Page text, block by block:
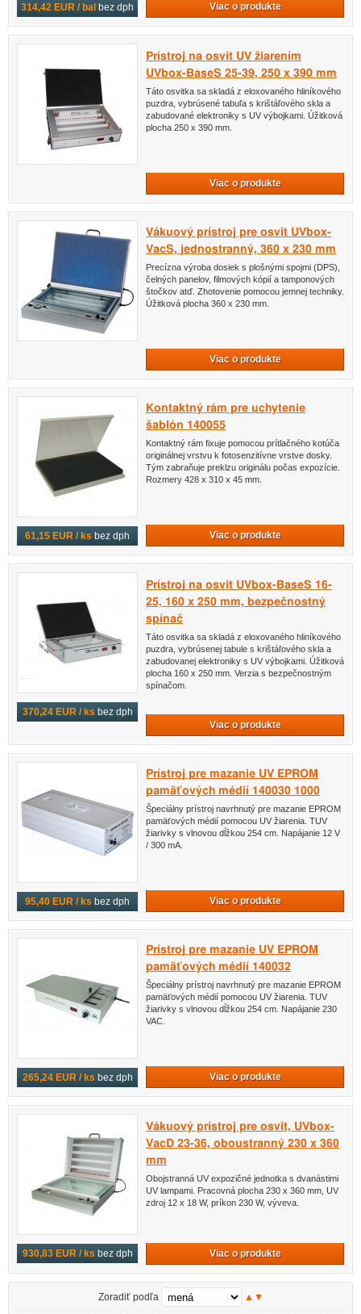
314,42 EUR / bal bez dph Viac o produkte
Prístroj na osvit UV žiarením
UVbox-BaseS 25-39, 250 x 390 mm
Táto osvitka sa skladá z eloxovaného hliníkového
puzdra, vybrúsené tabuľa s krištáľového skla a
zabudované elektroniky s UV výbojkami. Úžitková
plocha 250 x 390 mm.
Viac o produkte
Vákuový prístroj pre osvit UVbox-
VacS, jednostranný, 360 x 230 mm
Precízna výroba dosiek s plošnými spojmi (DPS),
čelných panelov, filmových kópií a tamponových
štočkov atď. Zhotovenie pomocou jemnej techniky.
Úžitková plocha 360 x 230 mm.
Viac o produkte
61,15 EUR / ks bez dph
Kontaktný rám pre uchytenie
šablón 140055
Kontaktný rám fixuje pomocou prítlačného kotúča
originálnej vrstvu k fotosenzitívne vrstve dosky.
Tým zabraňuje preklzu originálu počas expozície.
Rozmery 428 x 310 x 45 mm.
Viac o produkte
370,24 EUR / ks bez dph
Prístroj na osvit UVbox-BaseS 16-
25, 160 x 250 mm, bezpečnostný
spínač
Táto osvitka sa skladá z eloxovaného hliníkového
puzdra, vybrúsenej tabule s krištáľového skla a
zabudovanej elektroniky s UV výbojkami. Úžitková
plocha 160 x 250 mm. Verzia s bezpečnostným
spínačom.
Viac o produkte
95,40 EUR / ks bez dph
Prístroj pre mazanie UV EPROM
pamäťových médií 140030 1000
Špeciálny prístroj navrhnutý pre mazanie EPROM
pamäťových médií pomocou UV žiarenia. TUV
žiarivky s vlnovou dĺžkou 254 cm. Napájanie 12 V
/ 300 mA.
Viac o produkte
265,24 EUR / ks bez dph
Prístroj pre mazanie UV EPROM
pamäťových médií 140032
Špeciálny prístroj navrhnutý pre mazanie EPROM
pamäťových médií pomocou UV žiarenia. TUV
žiarivky s vlnovou dĺžkou 254 cm. Napájanie 230
VAC.
Viac o produkte
930,83 EUR / ks bez dph
Vákuový prístroj pre osvit, UVbox-
VacD 23-36, oboustranný 230 x 360
mm
Obojstranná UV expozičné jednotka s dvanástimi
UV lampami. Pracovná plocha 230 x 360 mm, UV
zdroj 12 x 18 W, príkon 230 W, výveva.
Viac o produkte
Zoradiť podľa ▲ ▼